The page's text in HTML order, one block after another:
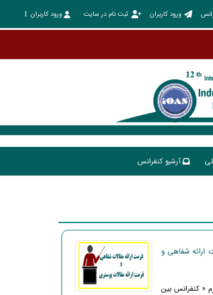
ورود کاربران ثبت نام در سایت ورود کاربران
آرشیو کنفرانس
فرمت ارائه شفاهی و
« کنفرانس بین